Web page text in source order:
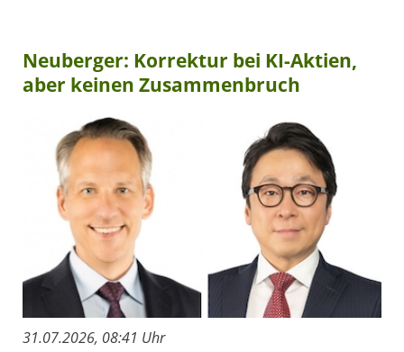
Neuberger: Korrektur bei KI-Aktien,
aber keinen Zusammenbruch
31.07.2026, 08:41 Uhr